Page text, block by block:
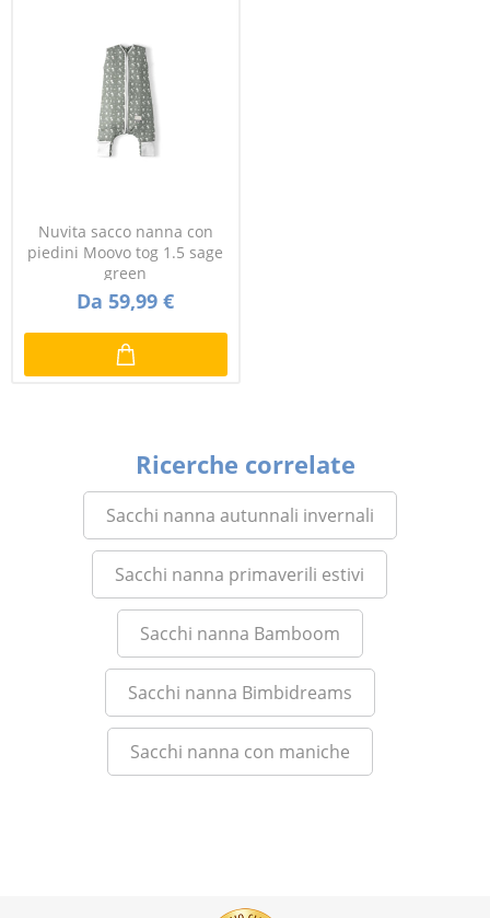
Nuvita sacco nanna con
piedini Moovo tog 1.5 sage
green
Da 59,99 €
Ricerche correlate
Sacchi nanna autunnali invernali
Sacchi nanna primaverili estivi
Sacchi nanna Bamboom
Sacchi nanna Bimbidreams
Sacchi nanna con maniche